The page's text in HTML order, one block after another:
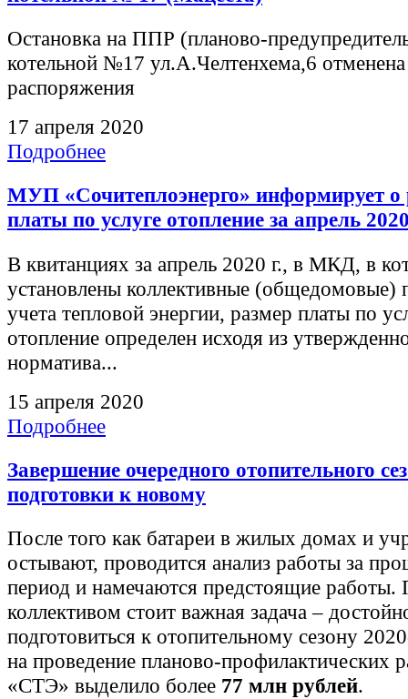
Остановка на ППР (планово-
котельной №17 ул.А.Челтенхема,6
распоряжения
17 апреля 2020
Подробнее
МУП «Сочитеплоэнерго» информирует о
платы по услуге отопление за апрель
В квитанциях за апрель 2020 г., в МКД, в
установлены коллективные (общедомовые)
учета тепловой энергии, размер платы по
отопление определен исходя из
норматива...
15 апреля 2020
Подробнее
Завершение очередного отопительного
подготовки к новому
После того как батареи в жилых домах и
остывают, проводится анализ работы за
период и намечаются предстоящие работы.
коллективом стоит важная задача –
подготовиться к отопительному сезону
на проведение планово-
«СТЭ» выделило более 77 млн рублей.